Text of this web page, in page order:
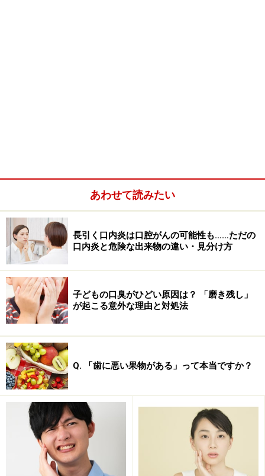
あわせて読みたい
長引く口内炎は口腔がんの可能性も……ただの
口内炎と危険な出来物の違い・見分け方
子どもの口臭がひどい原因は？ 「磨き残し」
が起こる意外な理由と対処法
Q. 「歯に悪い果物がある」って本当ですか？